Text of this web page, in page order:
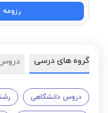
رزومه
گروه های درسی
دروس دانشگاهی